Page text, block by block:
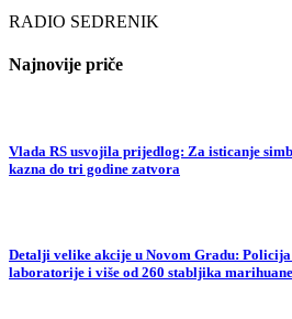
RADIO SEDRENIK
Najnovije priče
Vlada RS usvojila prijedlog: Za isticanje
kazna do tri godine zatvora
Detalji velike akcije u Novom Gradu:
laboratorije i više od 260 stabljika marihuane